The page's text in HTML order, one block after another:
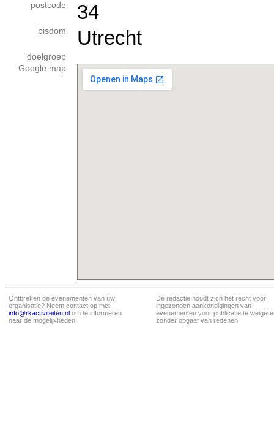
postcode 34
bisdom Utrecht
doelgroep
Google map
Ontbreken de evenementen van uw
organisatie? Neem contact op met
info@rkactiviteiten.nl om te informeren
naar de mogelijkheden!
De redactie houdt zich het recht voor
ingezonden aankondigingen van
evenementen voor publicatie te
zonder opgaaf van redenen.